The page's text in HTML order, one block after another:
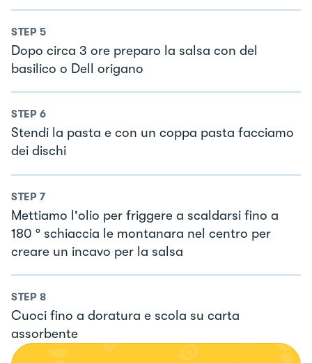
STEP 5
Dopo circa 3 ore preparo la salsa con del
basilico o Dell origano
STEP 6
Stendi la pasta e con un coppa pasta facciamo
dei dischi
STEP 7
Mettiamo l'olio per friggere a scaldarsi fino a
180 ° schiaccia le montanara nel centro per
creare un incavo per la salsa
STEP 8
Cuoci fino a doratura e scola su carta
assorbente